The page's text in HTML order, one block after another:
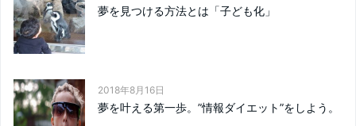
夢を見つける方法とは「子ども化」
2018年8月16日
夢を叶える第一歩。”情報ダイエット”をしよう。